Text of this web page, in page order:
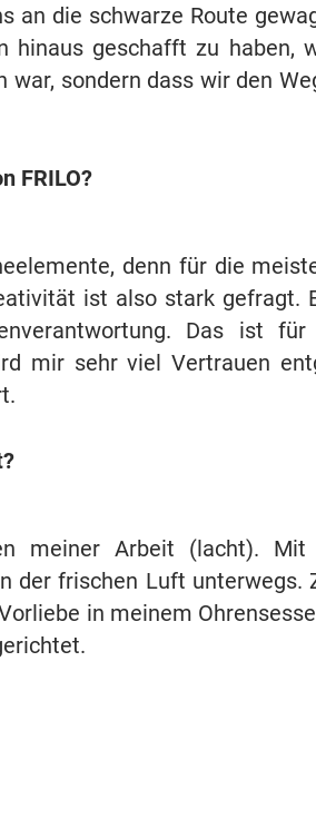
an die schwarze Route
hinaus geschafft zu haben,
sondern dass wir den
FRILO?
denn für die
ist also stark gefragt.
Das ist
mir sehr viel Vertrauen
meiner Arbeit (lacht).
der frischen Luft unterwegs.
in meinem